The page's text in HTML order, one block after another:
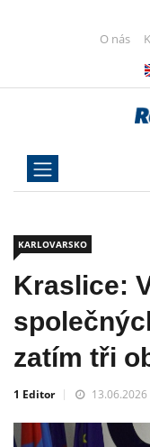
O nás
KARLOVARSKO
Kraslice:
zatím tři
1 Editor 13.06.2026